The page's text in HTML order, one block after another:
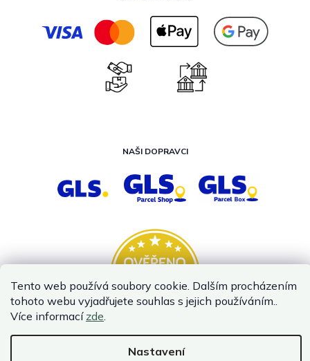
Tento web používá soubory cookie. Dalším procházením
tohoto webu vyjadřujete souhlas s jejich používáním..
Více informací zde.
Nastavení
NAŠI DOPRAVCI
Vytvořil Shoptet